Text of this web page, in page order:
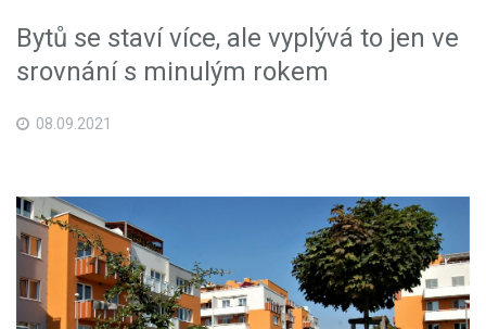
Bytů se staví více, ale vyplývá to jen ve
srovnání s minulým rokem
08.09.2021